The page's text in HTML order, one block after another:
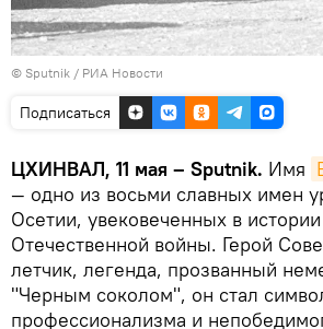
© Sputnik / РИА Новости
Подписаться
ЦХИНВАЛ, 11 мая – Sputnik. Имя
— одно из восьми славных имен
Осетии, увековеченных в
Отечественной войны. Герой
летчик, легенда, прозванный
"Черным соколом", он стал
профессионализма и